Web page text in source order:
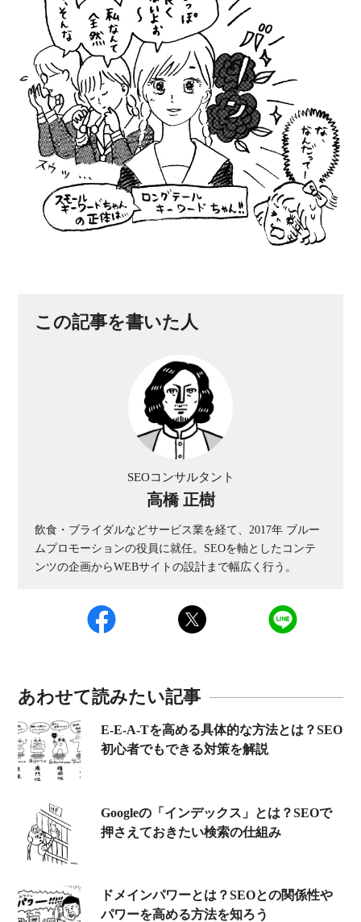
この記事を書いた人
SEOコンサルタント
高橋 正樹
飲食・ブライダルなどサービス業を経て、2017年 ブルー
ムプロモーションの役員に就任。SEOを軸としたコンテ
ンツの企画からWEBサイトの設計まで幅広く行う。
あわせて読みたい記事
E-E-A-Tを高める具体的な方法とは？SEO
初心者でもできる対策を解説
Googleの「インデックス」とは？SEOで
押さえておきたい検索の仕組み
ドメインパワーとは？SEOとの関係性や
パワーを高める方法を知ろう